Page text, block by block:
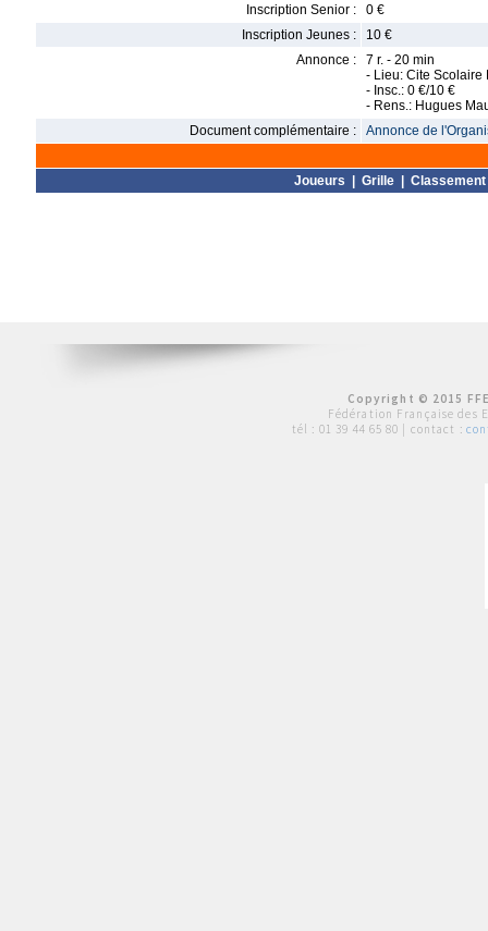
Inscription Senior :
0 €
Inscription Jeunes :
10 €
Annonce :
7 r. - 20 min
- Lieu: Cite Scolaire
- Insc.: 0 €/10 €
- Rens.: Hugues
Document complémentaire :
Annonce de
Joueurs Grille Classement
Copyright © 2015
Fédération Française des
tél : 01 39 44 65 80 | contact :